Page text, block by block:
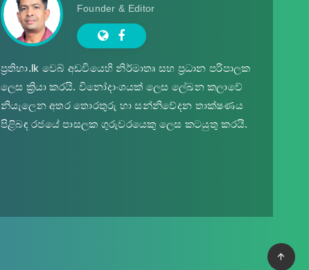
Founder & Editor
ප්‍ර‍තිභා.lk වෙබ් අඩවියෙහි නිර්මාතෘ සහ ප්‍ර‍ධාන පරිපාලක
ලෙස ක්‍රියා කරයි. විනෝදාංශයක් ලෙස ලේඛන කලාවේ
නියැලෙන අතර තොරතුරු හා සන්නිවේදන තාක්ෂණය
පිළිබඳ රජයේ පාසලක ගුරුවරයෙකු ලෙස කටයුතු කරයි.